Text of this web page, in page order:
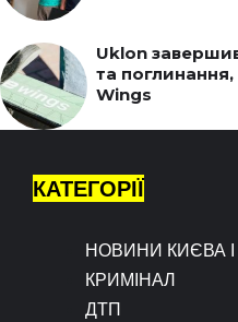
Uklon
та
Wings
КАТЕГОРІЇ
НОВИНИ КИЄВА І
КРИМІНАЛ
ДТП